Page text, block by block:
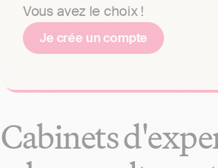
Vous avez le choix !
Je crée un compte
Cabinets